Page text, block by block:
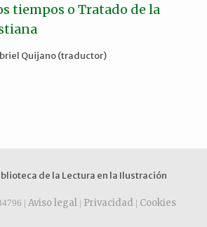
tiempos o Tratado de la
Quijano (traductor)
de la Lectura en la Ilustración
| Aviso legal | Privacidad | Cookies